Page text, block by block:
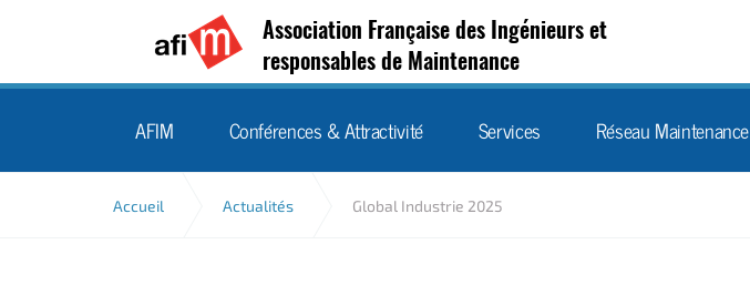
Association Française des Ingénieurs et
responsables de Maintenance
AFIM Conférences & Attractivité Services Réseau Maintenance
Accueil Actualités Global Industrie 2025